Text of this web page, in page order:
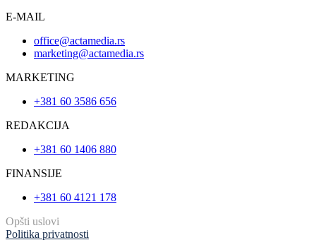
E-MAIL
office@actamedia.rs
marketing@actamedia.rs
MARKETING
+381 60 3586 656
REDAKCIJA
+381 60 1406 880
FINANSIJE
+381 60 4121 178
Opšti uslovi
Politika privatnosti